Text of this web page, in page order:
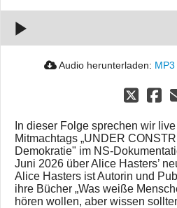
Demokratie
Audio herunterladen: MP3
In dieser Folge sprechen wir
Mitmachtags „UNDER
Demokratie" im NS-
Juni 2026 über Alice Hasters’
Alice Hasters ist Autorin und
ihre Bücher „Was weiße
hören wollen, aber wissen